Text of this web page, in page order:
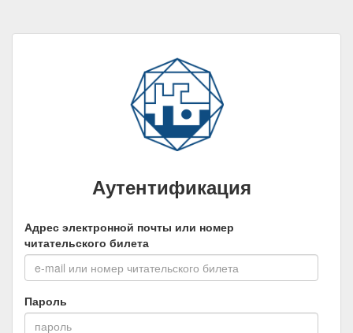
Аутентификация
Адрес электронной почты или номер
читательского билета
Пароль